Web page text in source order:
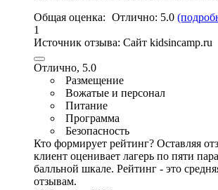
Общая оценка: Отлично: 5.0
1
Источник отзыва: Cайт kidsincamp.ru
Отлично, 5.0
Размещение
Вожатые и персонал
Питание
Программа
Безопасность
Кто формирует рейтинг? Оставляя
клиент оценивает лагерь по пяти
балльной шкале. Рейтинг - это
отзывам.